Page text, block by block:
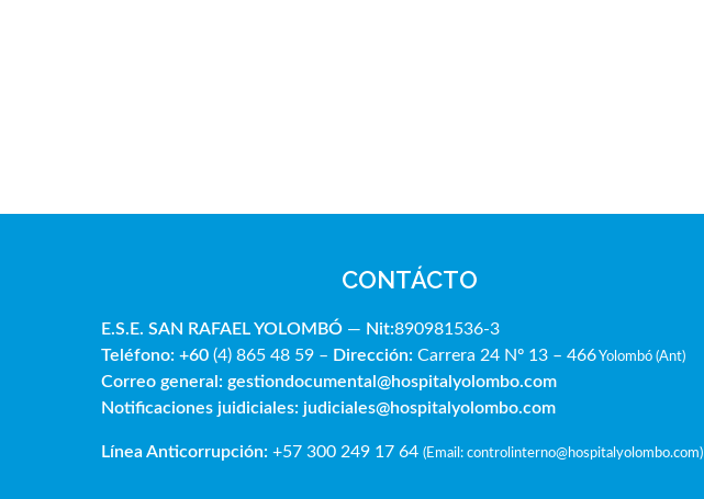
CONTÁCTO
E.S.E. SAN RAFAEL YOLOMBÓ — Nit:890981536-3
Teléfono: +60 (4) 865 48 59 – Dirección: Carrera 24 Nº 13 – 466Yolombó (Ant)
Correo general: gestiondocumental@hospitalyolombo.com
Notificaciones juidiciales: judiciales@hospitalyolombo.com
Línea Anticorrupción: +57 300 249 17 64 (Email: controlinterno@hospitalyolombo.com)